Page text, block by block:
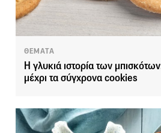
ΘΕΜΑΤΑ
Η γλυκιά ιστορία των
μέχρι τα σύγχρονα cookies